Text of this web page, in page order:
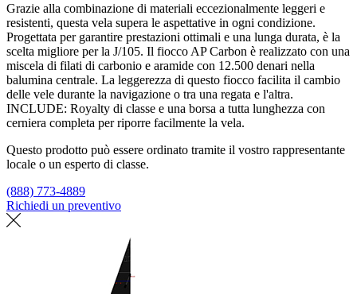
Grazie alla combinazione di materiali eccezionalmente leggeri e
resistenti, questa vela supera le aspettative in ogni condizione.
Progettata per garantire prestazioni ottimali e una lunga durata, è la
scelta migliore per la J/105. Il fiocco AP Carbon è realizzato con una
miscela di filati di carbonio e aramide con 12.500 denari nella
balumina centrale. La leggerezza di questo fiocco facilita il cambio
delle vele durante la navigazione o tra una regata e l'altra.
INCLUDE: Royalty di classe e una borsa a tutta lunghezza con
cerniera completa per riporre facilmente la vela.
Questo prodotto può essere ordinato tramite il vostro rappresentante
locale o un esperto di classe.
(888) 773-4889
Richiedi un preventivo